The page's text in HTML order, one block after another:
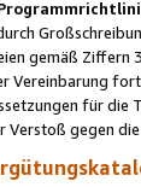
gemäß
Vereinbarung
für
gegen